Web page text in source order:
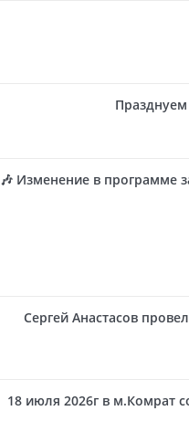
Празднуем
🎶 Изменение в программе
Сергей Анастасов
18 июля 2026г в м.Комрат